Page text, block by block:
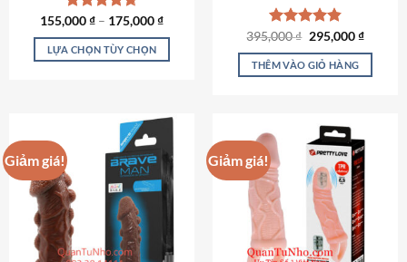
sản
phẩm
Được xếp
hạng4.69
5 sao
155,000₫ – 175,000₫
LỰA CHỌN TÙY CHỌN
nhiều
biến
thể.
Các
tùy
chọn
Được xếp
hạng4.82
5 sao
395,000₫ Giá
là:
395,000 ₫.
295,000₫Giá
tại
THÊM VÀO GIỎ HÀNG
Giảm giá! Giảm giá!